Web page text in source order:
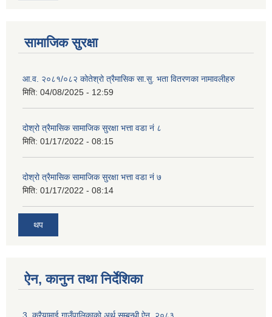
सामाजिक सुरक्षा
आ.व. २०८१/०८२ कोतेश्रो त्रैमासिक सा.सु. भता वितरणका नामावलीहरु
मिति: 04/08/2025 - 12:59
दोश्रो त्रैमासिक सामाजिक सुरक्षा भत्ता वडा नं ८
मिति: 01/17/2022 - 08:15
दोश्रो त्रैमासिक सामाजिक सुरक्षा भत्ता वडा नं ७
मिति: 01/17/2022 - 08:14
थप
ऐन, कानुन तथा निर्देशिका
3. करैयामाई गाउँपालिकाको अर्थ सम्बन्धी ऐन, २०८३